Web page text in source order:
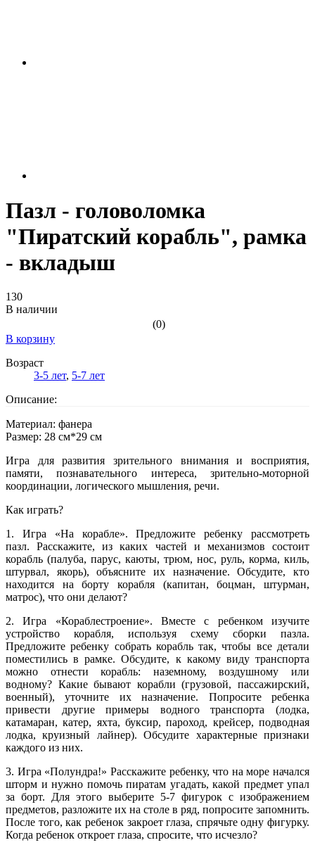
Пазл - головоломка
"Пиратский корабль", рамка
- вкладыш
130
В наличии
(0)
В корзину
Возраст
3-5 лет, 5-7 лет
Описание:
Материал: фанера
Размер: 28 см*29 см
Игра для развития зрительного внимания и восприятия,
памяти, познавательного интереса, зрительно-моторной
координации, логического мышления, речи.
Как играть?
1. Игра «На корабле». Предложите ребенку рассмотреть
пазл. Расскажите, из каких частей и механизмов состоит
корабль (палуба, парус, каюты, трюм, нос, руль, корма, киль,
штурвал, якорь), объясните их назначение. Обсудите, кто
находится на борту корабля (капитан, боцман, штурман,
матрос), что они делают?
2. Игра «Кораблестроение». Вместе с ребенком изучите
устройство корабля, используя схему сборки пазла.
Предложите ребенку собрать корабль так, чтобы все детали
поместились в рамке. Обсудите, к какому виду транспорта
можно отнести корабль: наземному, воздушному или
водному? Какие бывают корабли (грузовой, пассажирский,
военный), уточните их назначение. Попросите ребенка
привести другие примеры водного транспорта (лодка,
катамаран, катер, яхта, буксир, пароход, крейсер, подводная
лодка, круизный лайнер). Обсудите характерные признаки
каждого из них.
3. Игра «Полундра!» Расскажите ребенку, что на море начался
шторм и нужно помочь пиратам угадать, какой предмет упал
за борт. Для этого выберите 5-7 фигурок с изображением
предметов, разложите их на столе в ряд, попросите запомнить.
После того, как ребенок закроет глаза, спрячьте одну фигурку.
Когда ребенок откроет глаза, спросите, что исчезло?